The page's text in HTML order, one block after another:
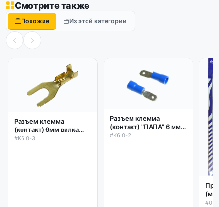
Смотрите также
Похожие Из этой категории
Разъем клемма
(контакт) 6мм вилка
латунь под винт
#K6.0-3
Разъем клемма
(контакт) "ПАПА" 6 мм с
частичной изоляцией
#K6.0-2